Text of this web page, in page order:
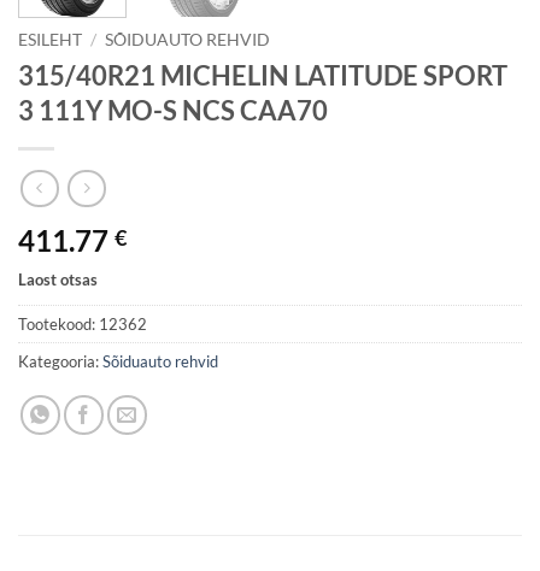
ESILEHT / SÕIDUAUTO REHVID
315/40R21 MICHELIN LATITUDE SPORT
3 111Y MO-S NCS CAA70
411.77 €
Laost otsas
Tootekood: 12362
Kategooria:Sõiduauto rehvid